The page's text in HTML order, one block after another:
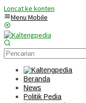
Loncat ke konten
Menu Mobile
Beranda
News
Politik Pedia